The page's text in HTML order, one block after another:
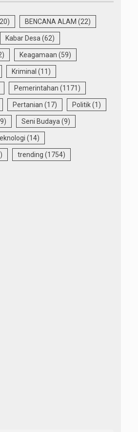
BENCANA ALAM (22)
Kabar Desa(62)
Keagamaan (59)
Kriminal (11)
Pemerintahan (1171)
Pertanian (17) Politik(1)
Seni Budaya(9)
(14)
trending (1754)